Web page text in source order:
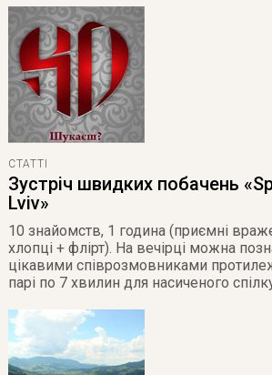
СТАТТІ
Зустріч швидких побачень
Lviv»
10 знайомств, 1 година (приємні
хлопці + флірт). На вечірці можна
цікавими співрозмовниками
парі по 7 хвилин для насиченого